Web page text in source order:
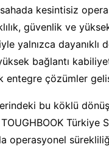
kesintisiz
güvenlik ve
yalnızca dayanıklı
bağlantı
entegre çözümler
bu köklü
Türkiye
operasyonel